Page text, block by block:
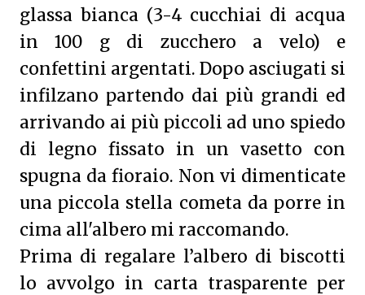
glassa bianca (3-4 cucchiai di acqua
in 100 g di zucchero a velo) e
confettini argentati. Dopo asciugati si
infilzano partendo dai più grandi ed
arrivando ai più piccoli ad uno spiedo
di legno fissato in un vasetto con
spugna da fioraio. Non vi dimenticate
una piccola stella cometa da porre in
cima all'albero mi raccomando.
Prima di regalare l’albero di biscotti
lo avvolgo in carta trasparente per